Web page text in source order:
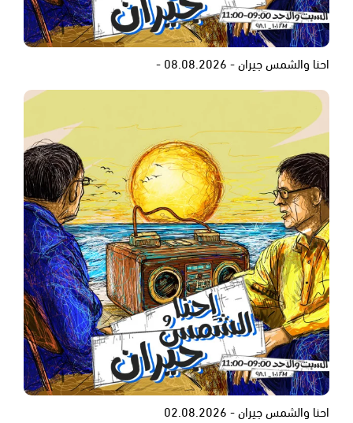
احنا والشمس جيران - 08.08.2026 -
احنا والشمس جيران - 02.08.2026